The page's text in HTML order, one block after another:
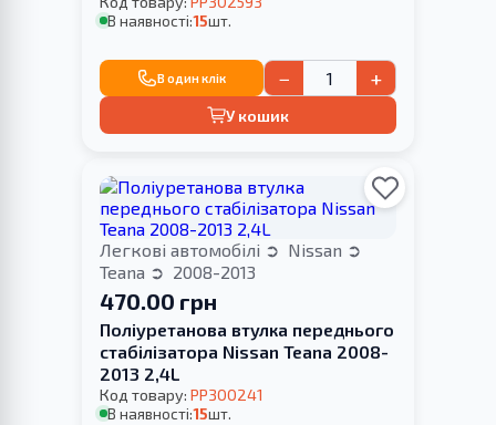
В наявності:15шт.
В один клік − +
У кошик
Легкові автомобілі
Nissan
Teana
2008-2013
470.00 грн
Поліуретанова втулка переднього
стабілізатора Nissan Teana 2008-
2013 2,4L
Код товару: PP300241
В наявності:15шт.